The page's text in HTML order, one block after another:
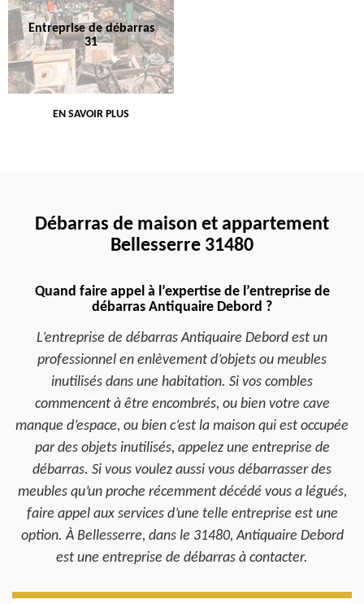
Entreprise de débarras
31
EN SAVOIR PLUS
Débarras de maison et appartement
Bellesserre 31480
Quand faire appel à l’expertise de l’entreprise de
débarras Antiquaire Debord ?
L’entreprise de débarras Antiquaire Debord est un
professionnel en enlèvement d’objets ou meubles
inutilisés dans une habitation. Si vos combles
commencent à être encombrés, ou bien votre cave
manque d’espace, ou bien c’est la maison qui est occupée
par des objets inutilisés, appelez une entreprise de
débarras. Si vous voulez aussi vous débarrasser des
meubles qu’un proche récemment décédé vous a légués,
faire appel aux services d’une telle entreprise est une
option. À Bellesserre, dans le 31480, Antiquaire Debord
est une entreprise de débarras à contacter.